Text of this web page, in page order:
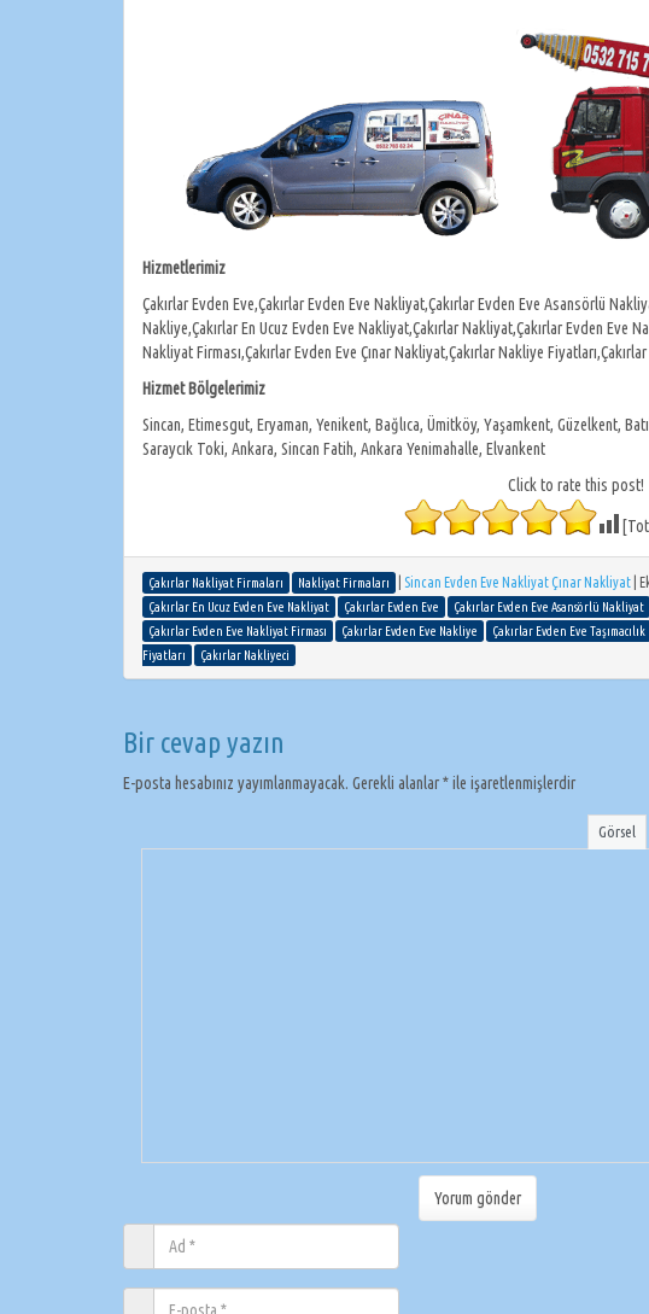
Hizmetlerimiz
Çakırlar Evden Eve,Çakırlar Evden Eve Nakliyat,Çakırlar Evden Eve Asansörlü
Nakliye,Çakırlar En Ucuz Evden Eve Nakliyat,Çakırlar Nakliyat,Çakırlar Evden Eve
Nakliyat Firması,Çakırlar Evden Eve Çınar Nakliyat,Çakırlar Nakliye
Hizmet Bölgelerimiz
Sincan, Etimesgut, Eryaman, Yenikent, Bağlıca, Ümitköy, Yaşamkent, Güzelkent,
Saraycık Toki, Ankara, Sincan Fatih, Ankara Yenimahalle, Elvankent
Click to rate this post!
Çakırlar Nakliyat Firmaları Nakliyat Firmaları Sincan Evden Eve Nakliyat Çınar Nakliyat
Çakırlar En Ucuz Evden Eve Nakliyat
Çakırlar Evden Eve Çakırlar Evden Eve Asansörlü Nakliyat
Çakırlar Evden Eve Nakliyat Firması
Çakırlar Evden Eve Nakliye Çakırlar Evden Eve Taşımacılık
Fiyatları
Çakırlar Nakliyeci
Bir cevap yazın
E-posta hesabınız yayımlanmayacak. Gerekli alanlar*ile işaretlenmişlerdir
Görsel